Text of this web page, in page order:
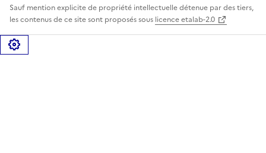
Sauf mention explicite de propriété intellectuelle détenue par des tiers,
les contenus de ce site sont proposés sous licence etalab-2.0
Gérer les cookies